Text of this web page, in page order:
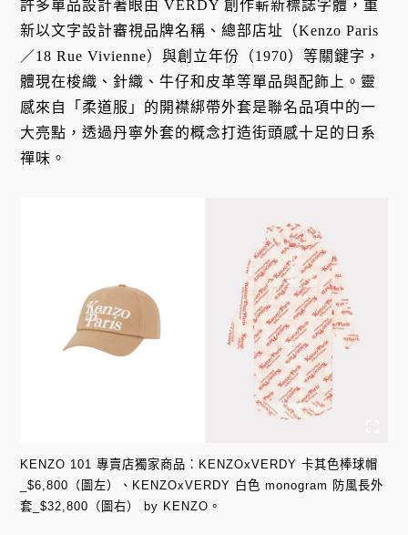
許多單品設計著眼由 VERDY 創作嶄新標誌字體，重
新以文字設計審視品牌名稱、總部店址（Kenzo Paris
／18 Rue Vivienne）與創立年份（1970）等關鍵字，
體現在梭織、針織、牛仔和皮革等單品與配飾上。靈
感來自「柔道服」的開襟綁帶外套是聯名品項中的一
大亮點，透過丹寧外套的概念打造街頭感十足的日系
禪味。
KENZO 101 專賣店獨家商品：KENZOxVERDY 卡其色棒球帽
_$6,800（圖左）、KENZOxVERDY 白色 monogram 防風長外
套_$32,800（圖右） by KENZO。